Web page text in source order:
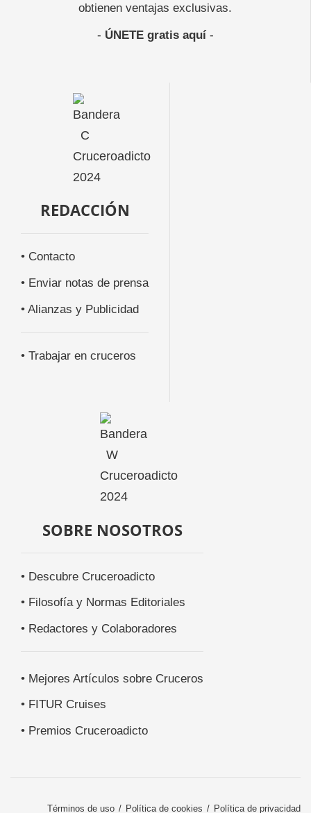
obtienen ventajas exclusivas.
- ÚNETE gratis aquí-
REDACCIÓN
• Contacto
• Enviar notas de prensa
• Alianzas y Publicidad
• Trabajar en cruceros
SOBRE NOSOTROS
• Descubre Cruceroadicto
• Filosofía y Normas Editoriales
• Redactores y Colaboradores
• Mejores Artículos sobre Cruceros
• FITUR Cruises
• Premios Cruceroadicto
Términos de uso Política de cookies Política de privacidad